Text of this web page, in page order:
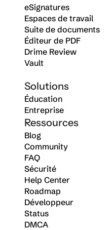
eSignatures
Espaces de travail
Suite de documents
Éditeur de PDF
Drime Review
Vault
Solutions
Éducation
Entreprise
Ressources
Blog
Community
FAQ
Sécurité
Help Center
Roadmap
Développeur
Status
DMCA